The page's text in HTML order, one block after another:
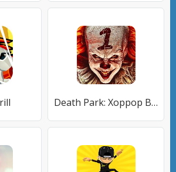
Death Park: Хоррор Выживание с Ужасным Клоуном